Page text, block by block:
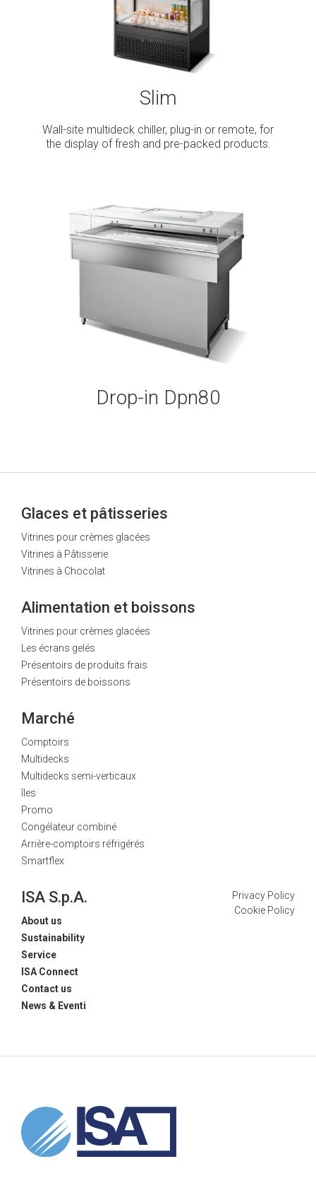
Slim
Wall-site multideck chiller, plug-in or remote, for
the display of fresh and pre-packed products.
Drop-in Dpn80
Glaces et pâtisseries
Vitrines pour crèmes glacées
Vitrines à Pâtisserie
Vitrines à Chocolat
Alimentation et boissons
Vitrines pour crèmes glacées
Les écrans gelés
Présentoirs de produits frais
Présentoirs de boissons
Marché
Comptoirs
Multidecks
Multidecks semi-verticaux
îles
Promo
Congélateur combiné
Arrière-comptoirs réfrigérés
Smartflex
ISA S.p.A.
About us
Sustainability
Service
ISA Connect
Contact us
News & Eventi
Privacy Policy
Cookie Policy